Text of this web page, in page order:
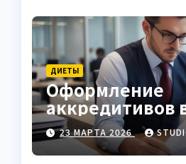
ДИЕТЫ
Оформление
аккредитивов
торговле
23 МАРТА 2026